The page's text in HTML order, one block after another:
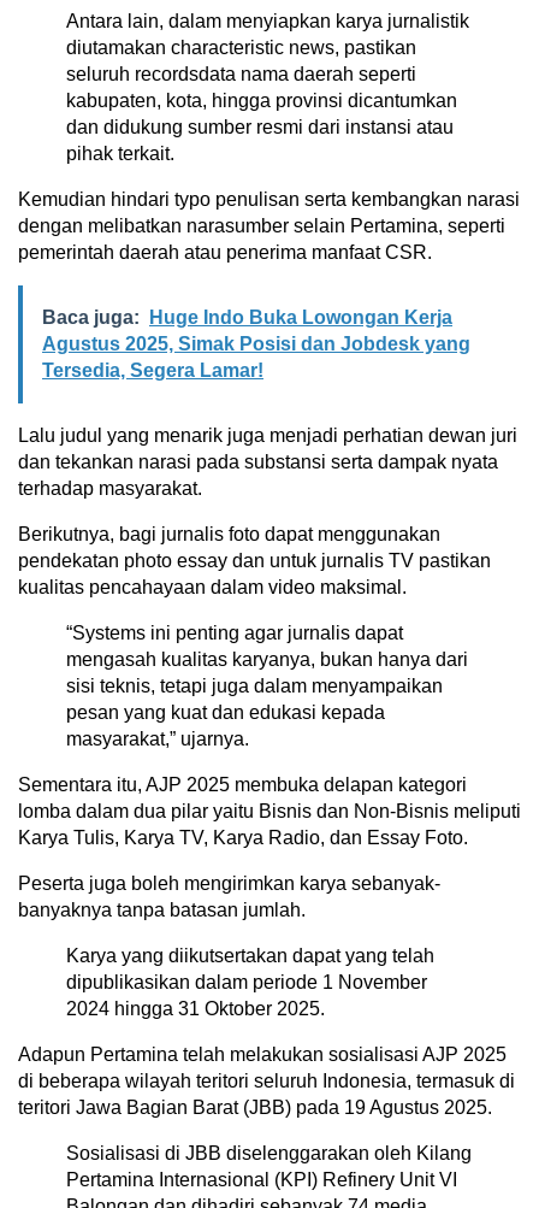
Antara lain, dalam menyiapkan karya jurnalistik
diutamakan characteristic news, pastikan
seluruh recordsdata nama daerah seperti
kabupaten, kota, hingga provinsi dicantumkan
dan didukung sumber resmi dari instansi atau
pihak terkait.
Kemudian hindari typo penulisan serta kembangkan narasi
dengan melibatkan narasumber selain Pertamina, seperti
pemerintah daerah atau penerima manfaat CSR.
Baca juga:
Huge Indo Buka Lowongan Kerja
Agustus 2025, Simak Posisi dan Jobdesk yang
Tersedia, Segera Lamar!
Lalu judul yang menarik juga menjadi perhatian dewan juri
dan tekankan narasi pada substansi serta dampak nyata
terhadap masyarakat.
Berikutnya, bagi jurnalis foto dapat menggunakan
pendekatan photo essay dan untuk jurnalis TV pastikan
kualitas pencahayaan dalam video maksimal.
“Systems ini penting agar jurnalis dapat
mengasah kualitas karyanya, bukan hanya dari
sisi teknis, tetapi juga dalam menyampaikan
pesan yang kuat dan edukasi kepada
masyarakat,” ujarnya.
Sementara itu, AJP 2025 membuka delapan kategori
lomba dalam dua pilar yaitu Bisnis dan Non-Bisnis meliputi
Karya Tulis, Karya TV, Karya Radio, dan Essay Foto.
Peserta juga boleh mengirimkan karya sebanyak-
banyaknya tanpa batasan jumlah.
Karya yang diikutsertakan dapat yang telah
dipublikasikan dalam periode 1 November
2024 hingga 31 Oktober 2025.
Adapun Pertamina telah melakukan sosialisasi AJP 2025
di beberapa wilayah teritori seluruh Indonesia, termasuk di
teritori Jawa Bagian Barat (JBB) pada 19 Agustus 2025.
Sosialisasi di JBB diselenggarakan oleh Kilang
Pertamina Internasional (KPI) Refinery Unit VI